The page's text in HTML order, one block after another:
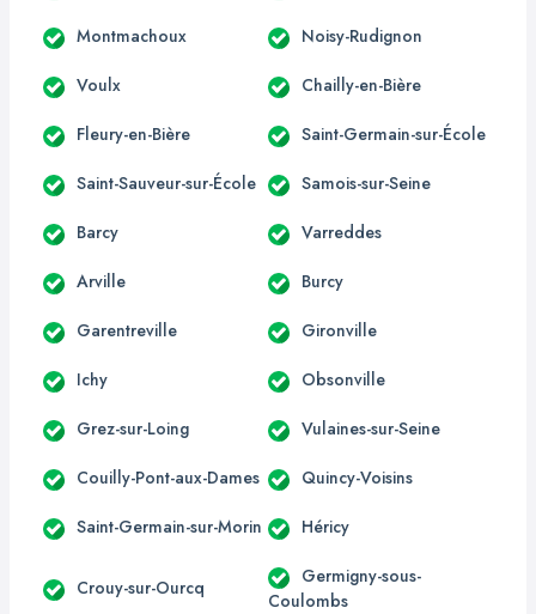
Montmachoux Noisy-Rudignon
Voulx Chailly-en-Bière
Fleury-en-Bière Saint-Germain-sur-École
Saint-Sauveur-sur-École Samois-sur-Seine
Barcy Varreddes
Arville Burcy
Garentreville Gironville
Ichy Obsonville
Grez-sur-Loing Vulaines-sur-Seine
Couilly-Pont-aux-Dames Quincy-Voisins
Saint-Germain-sur-Morin Héricy
Crouy-sur-Ourcq
Germigny-sous-
Coulombs